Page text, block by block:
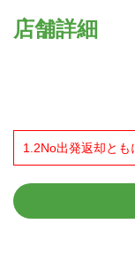
店舗詳細
1.2No出発返却と